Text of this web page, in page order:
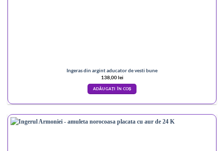
Ingeras din argint aducator de vesti bune
138,00lei
ADĂUGAȚI ÎN COȘ